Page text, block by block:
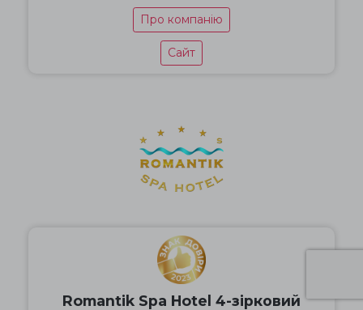
Про компанію
Сайт
Romantik Spa Hotel 4-зірковий